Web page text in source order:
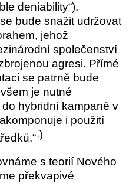
deniability“).
bude snažit udržovat
jehož
společenství
agresi. Přímé
se patrně bude
je nutné
hybridní kampaně v
i použití
16)
s teorií Nového
překvapivé